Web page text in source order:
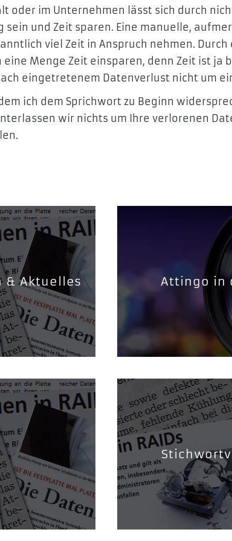
oder im Unternehmen lässt sich durch
sein und Zeit sparen. Eine manuelle,
viel Zeit in Anspruch nehmen.
Menge Zeit einsparen, denn Zeit ist ja
eingetretenem Datenverlust nicht um
ich dem Sprichwort zu Beginn
wir nichts um Ihre verlorenen
& Aktuelles Attingo in